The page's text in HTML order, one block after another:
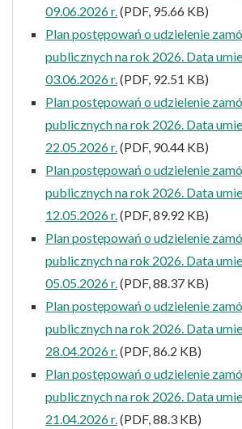
09.06.2026 r.(PDF, 95.66 KB)
Plan postępowań o udzielenie
publicznych na rok 2026. Data
03.06.2026 r.(PDF, 92.51 KB)
Plan postępowań o udzielenie
publicznych na rok 2026. Data
22.05.2026 r.(PDF, 90.44 KB)
Plan postępowań o udzielenie
publicznych na rok 2026. Data
12.05.2026 r.(PDF, 89.92 KB)
Plan postępowań o udzielenie
publicznych na rok 2026. Data
05.05.2026 r.(PDF, 88.37 KB)
Plan postępowań o udzielenie
publicznych na rok 2026. Data
28.04.2026 r.(PDF, 86.2 KB)
Plan postępowań o udzielenie
publicznych na rok 2026. Data
21.04.2026 r.(PDF, 88.3 KB)